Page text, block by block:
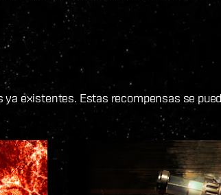
existentes. Estas recompensas se